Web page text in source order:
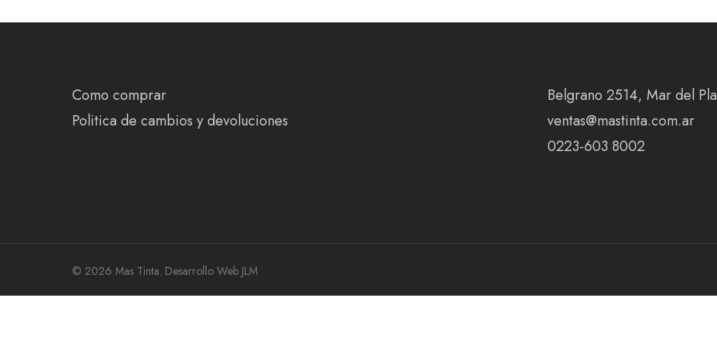
Como comprar
Politica de cambios y devoluciones
Belgrano 2514, Mar del
ventas@mastinta.com.ar
0223-603 8002
© 2026 Mas Tinta. Desarrollo Web JLM